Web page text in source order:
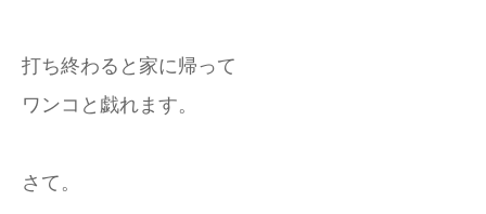
打ち終わると家に帰って
ワンコと戯れます。
さて。